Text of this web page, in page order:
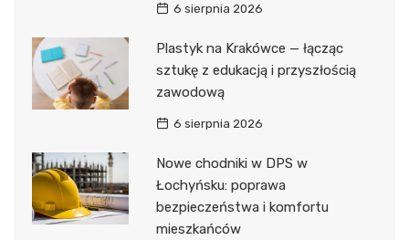
6 sierpnia 2026
Plastyk na Krakówce — łącząc
sztukę z edukacją i przyszłością
zawodową
6 sierpnia 2026
Nowe chodniki w DPS w
Łochyńsku: poprawa
bezpieczeństwa i komfortu
mieszkańców